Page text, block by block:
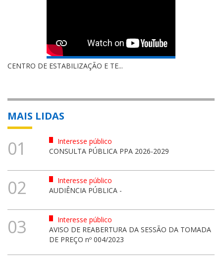
CENTRO DE ESTABILIZAÇÃO E TE...
MAIS LIDAS
01
Interesse público
CONSULTA PÚBLICA PPA 2026-2029
02
Interesse público
AUDIÊNCIA PÚBLICA -
03
Interesse público
AVISO DE REABERTURA DA SESSÃO DA TOMADA
DE PREÇO nº 004/2023